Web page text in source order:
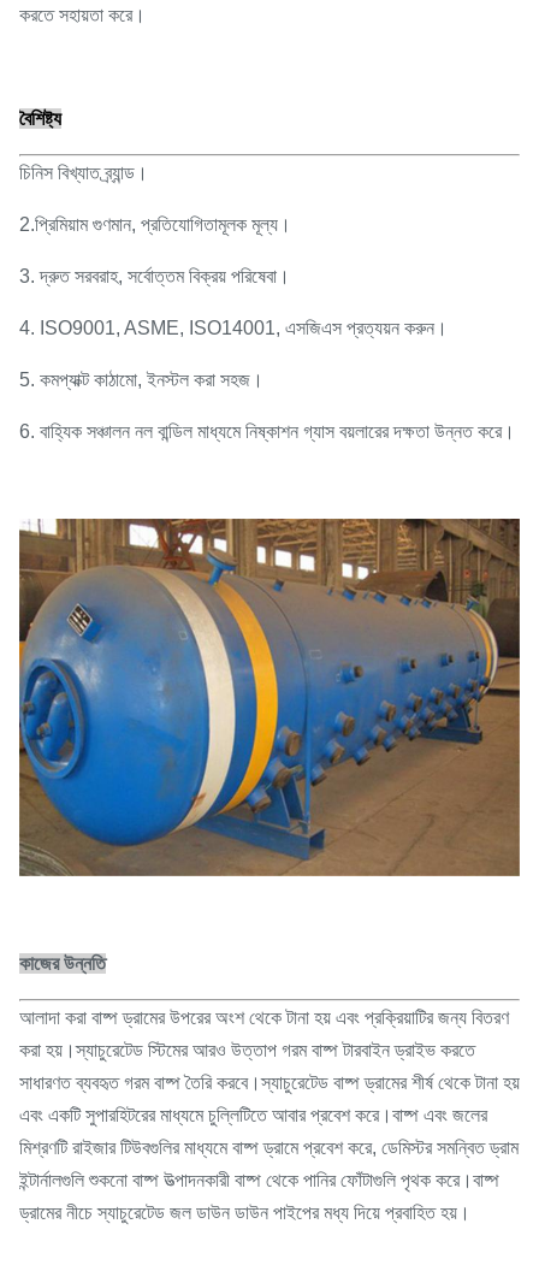
করতে সহায়তা করে।
বৈশিষ্ট্য
চিনিস বিখ্যাত ব্র্যান্ড।
2.প্রিমিয়াম গুণমান, প্রতিযোগিতামূলক মূল্য।
3. দ্রুত সরবরাহ, সর্বোত্তম বিক্রয় পরিষেবা।
4. ISO9001, ASME, ISO14001, এসজিএস প্রত্যয়ন করুন।
5. কমপ্যাক্ট কাঠামো, ইনস্টল করা সহজ।
6. বাহ্যিক সঞ্চালন নল বান্ডিল মাধ্যমে নিষ্কাশন গ্যাস বয়লারের দক্ষতা উন্নত করে।
কাজের উন্নতি
আলাদা করা বাষ্প ড্রামের উপরের অংশ থেকে টানা হয় এবং প্রক্রিয়াটির জন্য বিতরণ
করা হয়।স্যাচুরেটেড স্টিমের আরও উত্তাপ গরম বাষ্প টারবাইন ড্রাইভ করতে
সাধারণত ব্যবহৃত গরম বাষ্প তৈরি করবে।স্যাচুরেটেড বাষ্প ড্রামের শীর্ষ থেকে টানা হয়
এবং একটি সুপারহিটরের মাধ্যমে চুল্লিটিতে আবার প্রবেশ করে।বাষ্প এবং জলের
মিশ্রণটি রাইজার টিউবগুলির মাধ্যমে বাষ্প ড্রামে প্রবেশ করে, ডেমিস্টর সমন্বিত ড্রাম
ইন্টার্নালগুলি শুকনো বাষ্প উত্পাদনকারী বাষ্প থেকে পানির ফোঁটাগুলি পৃথক করে।বাষ্প
ড্রামের নীচে স্যাচুরেটেড জল ডাউন ডাউন পাইপের মধ্য দিয়ে প্রবাহিত হয়।